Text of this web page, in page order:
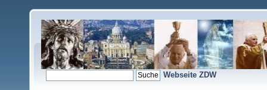
Webseite ZDW